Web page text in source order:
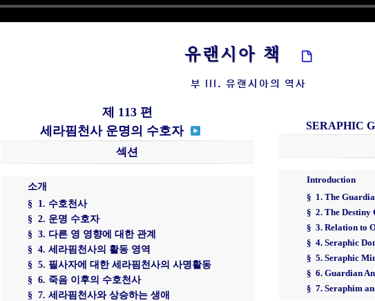
유랜시아 책
부 III. 유랜시아의 역사
제 113 편
세라핌천사 운명의 수호자
섹션
소개
§ 1. 수호천사
§ 2. 운명 수호자
§ 3. 다른 영 영향에 대한 관계
§ 4. 세라핌천사의 활동 영역
§ 5. 필사자에 대한 세라핌천사의 사명활동
§ 6. 죽음 이후의 수호천사
§ 7. 세라핌천사와 상승하는 생애
SERAPHIC
Introduction
§ 1. The
§ 2. The Destiny
§ 3. Relation to
§ 4. Seraphic
§ 5. Seraphic
§ 6. Guardian
§ 7. Seraphim